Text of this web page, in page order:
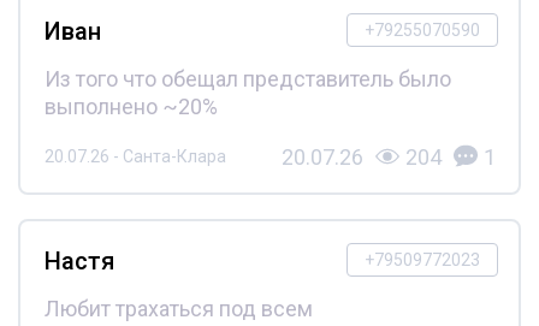
+79255070590
Иван
Из того что обещал представитель было
выполнено ~20%
20.07.26 - Санта-Клара 20.07.26 204 1
+79509772023
Настя
Любит трахаться под всем